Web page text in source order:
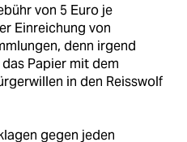
von 5 Euro je
Einreichung von
denn irgend
Papier mit dem
in den Reisswolf
gegen jeden